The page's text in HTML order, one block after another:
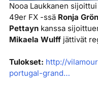
Nooa Laukkanen
49er FX -ssä Ronja
Pettaynkanssa
Mikaela Wulffjättivät
Tulokset: http://
portugal-grand…